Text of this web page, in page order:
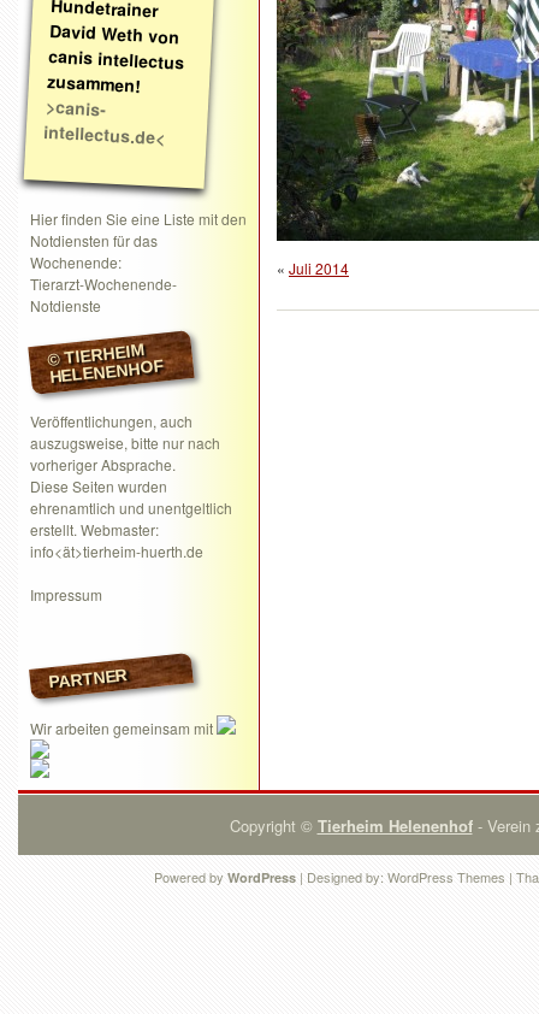
zusammen!
>canis-
intellectus.de<
Hier finden Sie eine Liste mit den
Notdiensten für das
Wochenende:
Tierarzt-Wochenende-
Notdienste
© TIERHEIM
HELENENHOF
Veröffentlichungen, auch
auszugsweise, bitte nur nach
vorheriger Absprache.
Diese Seiten wurden
ehrenamtlich und unentgeltlich
erstellt. Webmaster:
info<ät>tierheim-huerth.de
Impressum
PARTNER
Wir arbeiten gemeinsam mit
« Juli 2014
Copyright © Tierheim Helenenhof- Verein
Powered by WordPress | Designed by: WordPress Themes |